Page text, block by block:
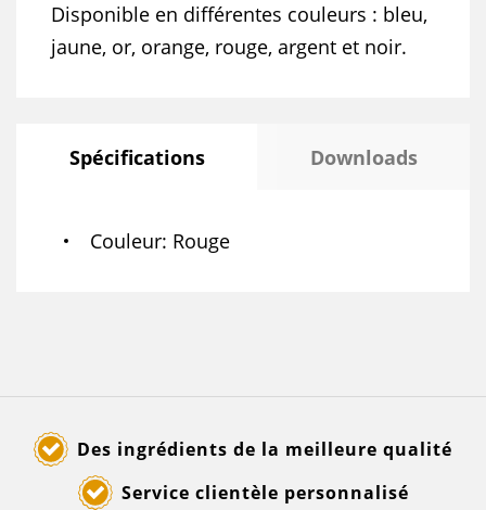
Disponible en différentes couleurs : bleu,
jaune, or, orange, rouge, argent et noir.
Spécifications Downloads
Couleur Rouge
Des ingrédients de la meilleure qualité
Service clientèle personnalisé